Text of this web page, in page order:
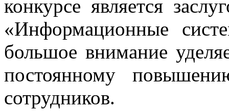
конкурсе является
«Информационные
большое внимание
постоянному
сотрудников.